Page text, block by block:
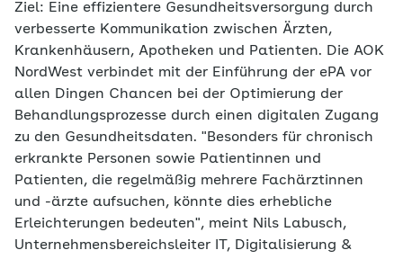
Ziel: Eine effizientere Gesundheitsversorgung durch
verbesserte Kommunikation zwischen Ärzten,
Krankenhäusern, Apotheken und Patienten. Die AOK
NordWest verbindet mit der Einführung der ePA vor
allen Dingen Chancen bei der Optimierung der
Behandlungsprozesse durch einen digitalen Zugang
zu den Gesundheitsdaten. "Besonders für chronisch
erkrankte Personen sowie Patientinnen und
Patienten, die regelmäßig mehrere Fachärztinnen
und -ärzte aufsuchen, könnte dies erhebliche
Erleichterungen bedeuten", meint Nils Labusch,
Unternehmensbereichsleiter IT, Digitalisierung &